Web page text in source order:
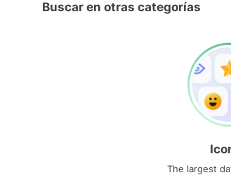
Buscar en otras categorías
The largest